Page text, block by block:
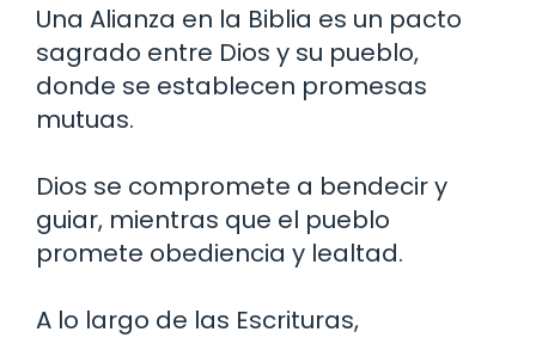
Una Alianza en la Biblia es un pacto
sagrado entre Dios y su pueblo,
donde se establecen promesas
mutuas.
Dios se compromete a bendecir y
guiar, mientras que el pueblo
promete obediencia y lealtad.
A lo largo de las Escrituras,